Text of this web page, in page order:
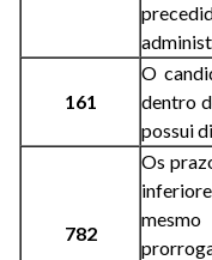
161
O
dentro
possui
782
Os